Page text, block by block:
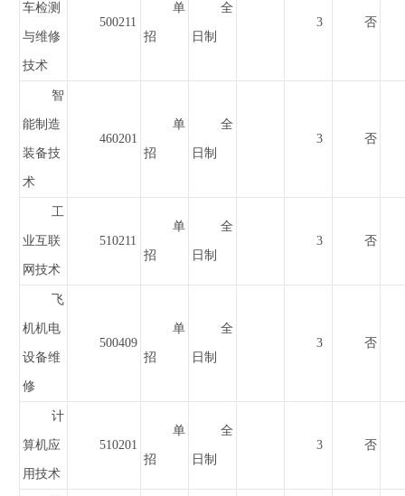
车检测
与维修
技术
500211
单
招
全
日制
3 否
智
能制造
装备技
术
460201
单
招
全
日制
3 否
工
业互联
网技术
510211
单
招
全
日制
3 否
飞
机机电
设备维
修
500409
单
招
全
日制
3 否
计
算机应
用技术
510201
单
招
全
日制
3 否